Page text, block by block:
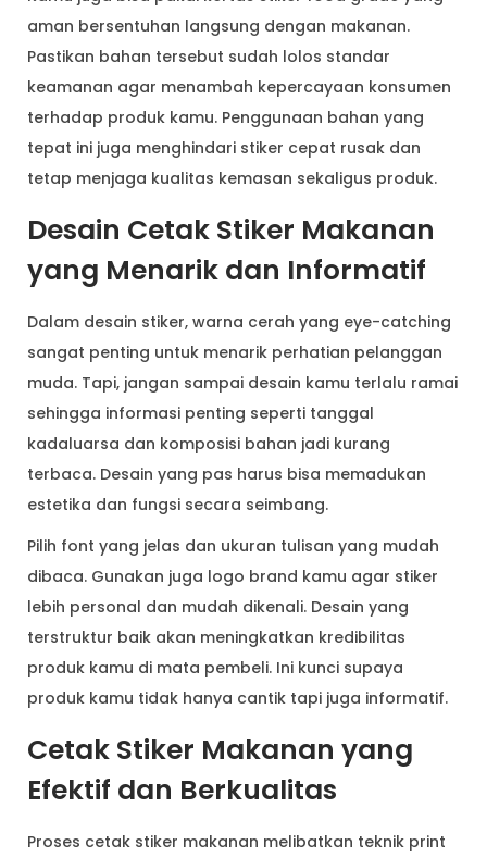
aman bersentuhan langsung dengan makanan.
Pastikan bahan tersebut sudah lolos standar
keamanan agar menambah kepercayaan konsumen
terhadap produk kamu. Penggunaan bahan yang
tepat ini juga menghindari stiker cepat rusak dan
tetap menjaga kualitas kemasan sekaligus produk.
Desain Cetak Stiker Makanan
yang Menarik dan Informatif
Dalam desain stiker, warna cerah yang eye-catching
sangat penting untuk menarik perhatian pelanggan
muda. Tapi, jangan sampai desain kamu terlalu ramai
sehingga informasi penting seperti tanggal
kadaluarsa dan komposisi bahan jadi kurang
terbaca. Desain yang pas harus bisa memadukan
estetika dan fungsi secara seimbang.
Pilih font yang jelas dan ukuran tulisan yang mudah
dibaca. Gunakan juga logo brand kamu agar stiker
lebih personal dan mudah dikenali. Desain yang
terstruktur baik akan meningkatkan kredibilitas
produk kamu di mata pembeli. Ini kunci supaya
produk kamu tidak hanya cantik tapi juga informatif.
Cetak Stiker Makanan yang
Efektif dan Berkualitas
Proses cetak stiker makanan melibatkan teknik print